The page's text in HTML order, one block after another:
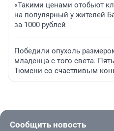
«Такими ценами отобьют
на популярный у жителей
за 1000 рублей
Победили опухоль
младенца с того света.
Тюмени со счастливым
Сообщить новость